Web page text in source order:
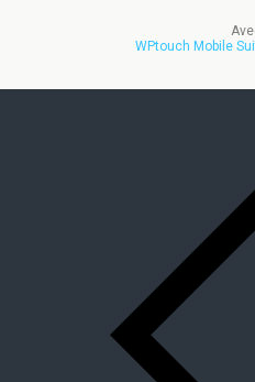
WPtouch Mobile